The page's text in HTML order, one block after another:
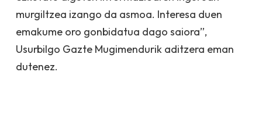
murgiltzea izango da asmoa. Interesa duen
emakume oro gonbidatua dago saiora”,
Usurbilgo Gazte Mugimendurik aditzera eman
dutenez.